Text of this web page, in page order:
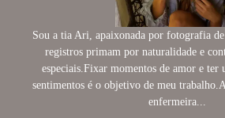
Sou a tia Ari, apaixonada por fotografia
registros primam por naturalidade e
especiais.Fixar momentos de amor e ter
sentimentos é o objetivo de meu
enfermeira...